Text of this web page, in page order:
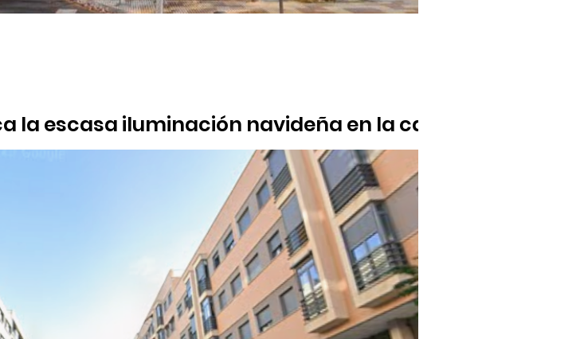
la escasa iluminación navideña en la calle
se ven más con los impuestos de la basura que vamos a pagar", ironiza el